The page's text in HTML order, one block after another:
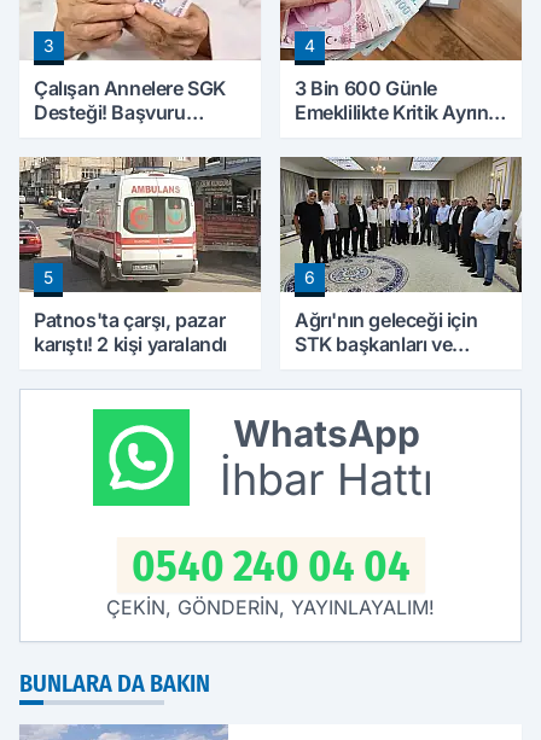
3
Çalışan Annelere SGK
Desteği! Başvuru
Parası Alabilecekler
4
3 Bin 600 Günle
Emeklilikte Kritik Ayrıntı!
Hesabını Değiştirebilir
5
Patnos'ta çarşı, pazar
karıştı! 2 kişi yaralandı
6
Ağrı'nın geleceği için
STK başkanları ve
araya geldi
WhatsApp
İhbar Hattı
0540 240 04 04
ÇEKİN, GÖNDERİN, YAYINLAYALIM!
BUNLARA DA BAKIN